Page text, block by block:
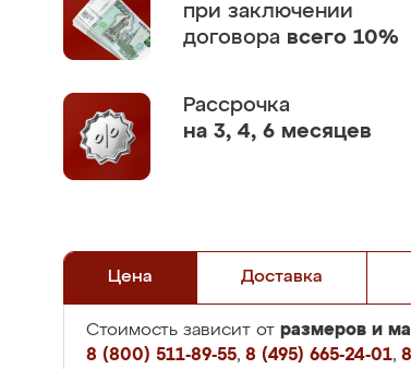
при заключении
договора всего 10%
Рассрочка
на 3, 4, 6 месяцев
Цена Доставка
Стоимость зависит от размеров и
8 (800) 511-89-55, 8 (495) 665-24-01,